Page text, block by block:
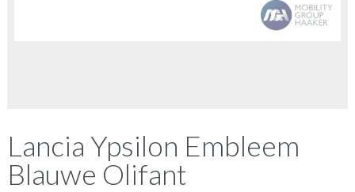
Lancia Ypsilon Embleem
Blauwe Olifant